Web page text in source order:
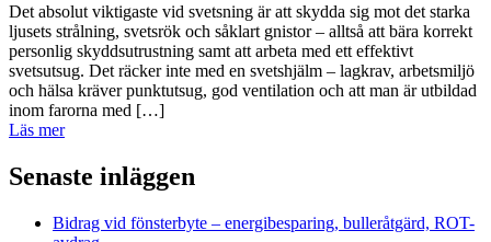
Det absolut viktigaste vid svetsning är att skydda sig mot det starka
ljusets strålning, svetsrök och såklart gnistor – alltså att bära korrekt
personlig skyddsutrustning samt att arbeta med ett effektivt
svetsutsug. Det räcker inte med en svetshjälm – lagkrav, arbetsmiljö
och hälsa kräver punktutsug, god ventilation och att man är utbildad
inom farorna med […]
Läs mer
Senaste inläggen
Bidrag vid fönsterbyte – energibesparing, bulleråtgärd, ROT-